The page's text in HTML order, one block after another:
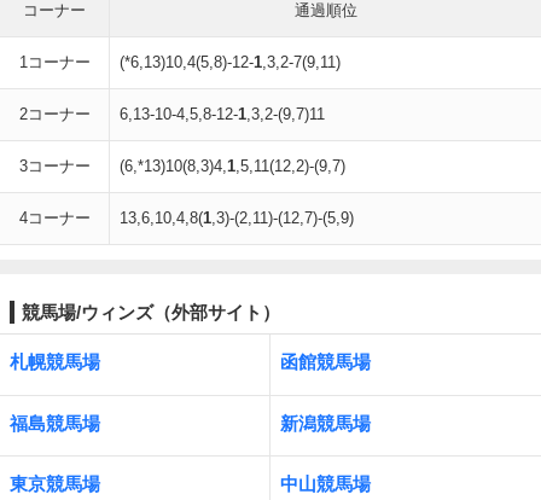
コーナー 通過順位
1コーナー (*6,13)10,4(5,8)-12-1,3,2-7(9,11)
2コーナー 6,13-10-4,5,8-12-1,3,2-(9,7)11
3コーナー (6,*13)10(8,3)4,1,5,11(12,2)-(9,7)
4コーナー 13,6,10,4,8(1,3)-(2,11)-(12,7)-(5,9)
競馬場/ウィンズ（外部サイト）
札幌競馬場 函館競馬場
福島競馬場 新潟競馬場
東京競馬場 中山競馬場